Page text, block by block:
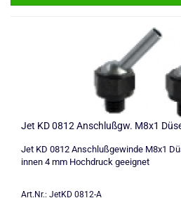
Jet KD 0812 Anschlußgw. M8x1
Jet KD 0812 Anschlußgewinde M8x1
innen 4 mm Hochdruck geeignet
Art.Nr.: JetKD 0812-A